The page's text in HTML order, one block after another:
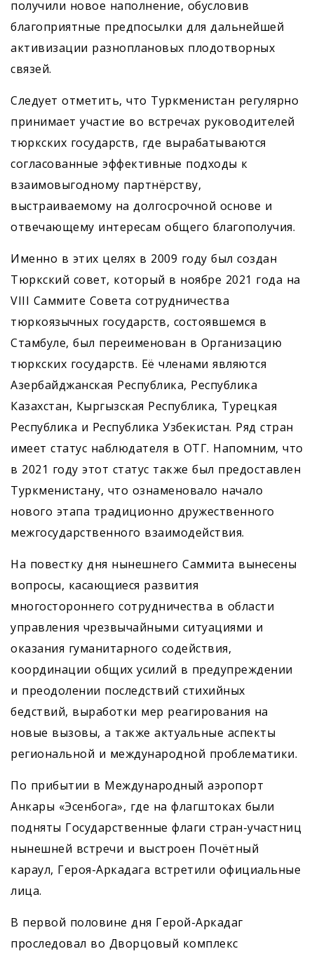
получили новое наполнение, обусловив
благоприятные предпосылки для дальнейшей
активизации разноплановых плодотворных
связей.
Следует отметить, что Туркменистан регулярно
принимает участие во встречах руководителей
тюркских государств, где вырабатываются
согласованные эффективные подходы к
взаимовыгодному партнёрству,
выстраиваемому на долгосрочной основе и
отвечающему интересам общего благополучия.
Именно в этих целях в 2009 году был создан
Тюркский совет, который в ноябре 2021 года на
VIII Саммите Совета сотрудничества
тюркоязычных государств, состоявшемся в
Стамбуле, был переименован в Организацию
тюркских государств. Её членами являются
Азербайджанская Республика, Республика
Казахстан, Кыргызская Республика, Турецкая
Рес­публика и Республика Узбекистан. Ряд стран
имеет статус наблюдателя в ОТГ. Напомним, что
в 2021 году этот статус также был предоставлен
Туркменистану, что ознаменовало начало
нового этапа традиционно дружественного
межгосударственного взаимодействия.
На повестку дня нынешнего Саммита вынесены
вопросы, касающиеся развития
многостороннего сотрудничества в области
управления чрезвычайными ситуациями и
оказания гуманитарного содействия,
координации общих усилий в предупреждении
и преодолении последствий стихийных
бедствий, выработки мер реагирования на
новые вызовы, а также актуальные аспекты
регио­нальной и международной проблематики.
По прибытии в Международный аэропорт
Анкары «Эсенбога», где на флагштоках были
подняты Государственные флаги стран-участниц
нынешней встречи и выстроен Почётный
караул, Героя-Аркадага встретили официальные
лица.
В первой половине дня Герой-Аркадаг
проследовал во Дворцовый комплекс